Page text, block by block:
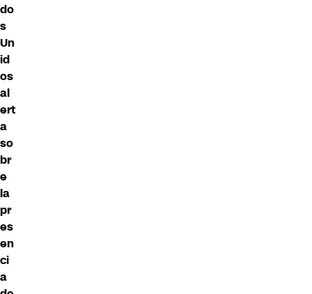
do
s
Un
id
os
al
ert
a
so
br
e
la
pr
es
en
ci
a